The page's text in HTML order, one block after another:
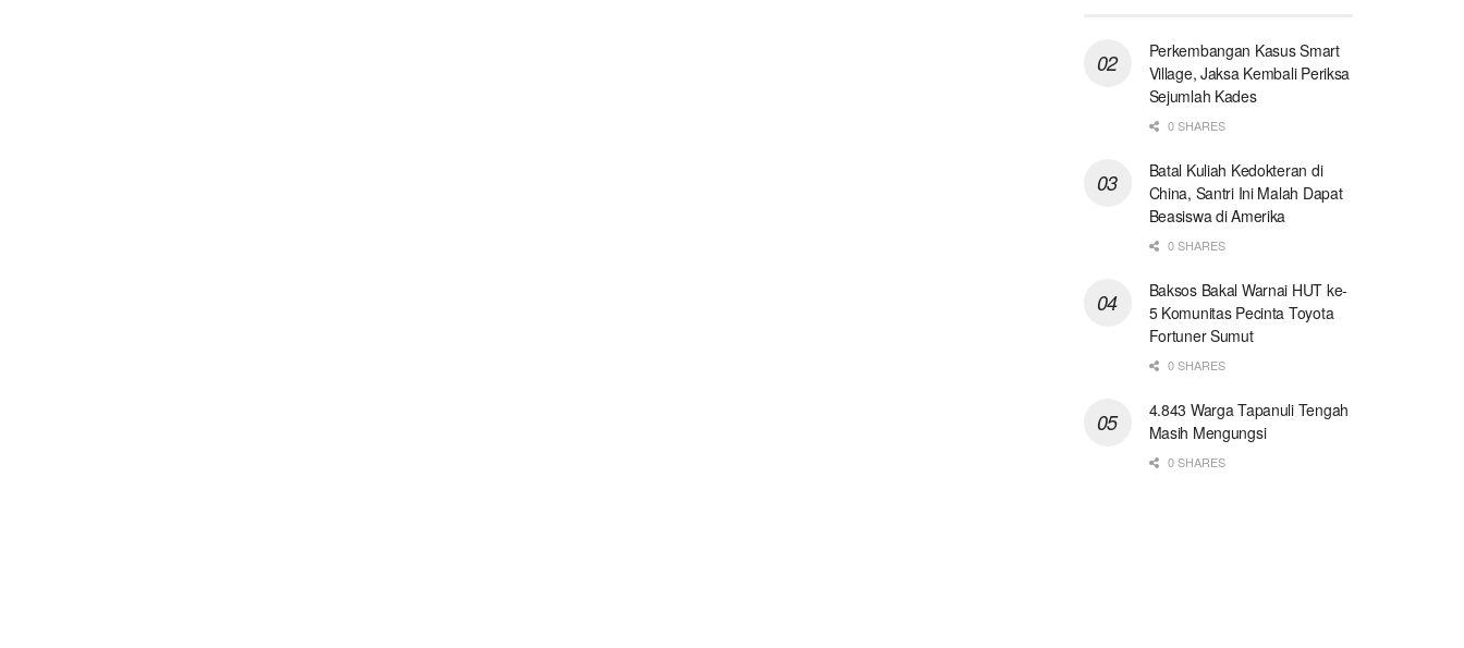
Perkembangan Kasus Smart
Village, Jaksa Kembali Periksa
Sejumlah Kades
0 SHARES
Batal Kuliah Kedokteran di
China, Santri Ini Malah Dapat
Beasiswa di Amerika
0 SHARES
Baksos Bakal Warnai HUT ke-
5 Komunitas Pecinta Toyota
Fortuner Sumut
0 SHARES
4.843 Warga Tapanuli Tengah
Masih Mengungsi
0 SHARES